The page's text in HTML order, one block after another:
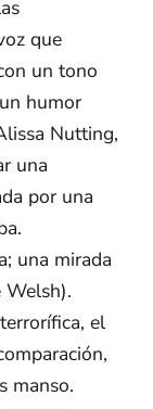
que
un tono
humor
Nutting,
una
por una
una mirada
Welsh).
el
manso.